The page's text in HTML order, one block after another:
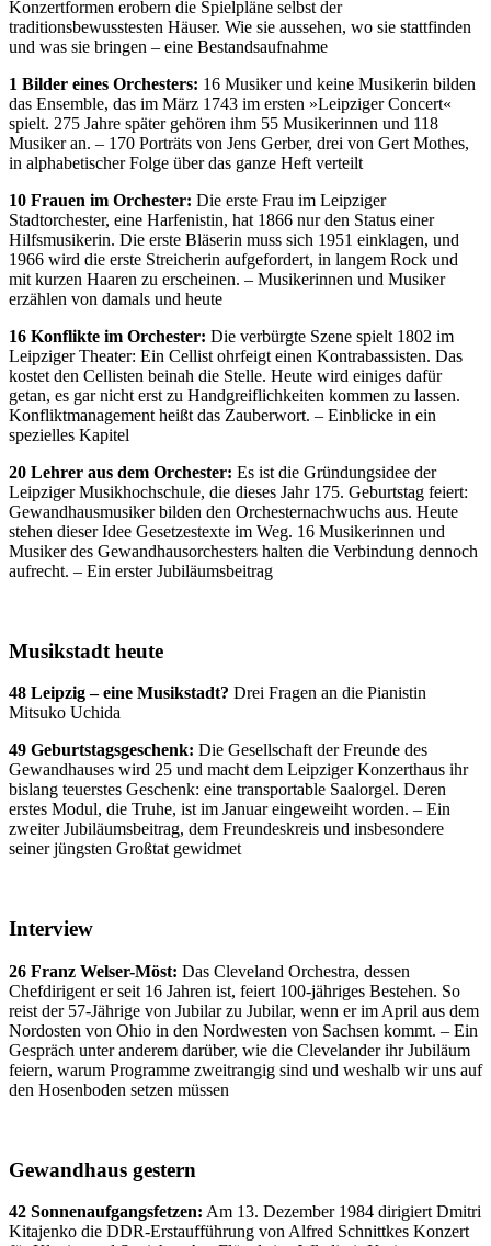
Konzertformen erobern die Spielpläne selbst der
traditionsbewusstesten Häuser. Wie sie aussehen, wo sie stattfinden
und was sie bringen – eine Bestandsaufnahme
1 Bilder eines Orchesters: 16 Musiker und keine Musikerin bilden
das Ensemble, das im März 1743 im ersten »Leipziger Concert«
spielt. 275 Jahre später gehören ihm 55 Musikerinnen und 118
Musiker an. – 170 Porträts von Jens Gerber, drei von Gert Mothes,
in alphabetischer Folge über das ganze Heft verteilt
10 Frauen im Orchester: Die erste Frau im Leipziger
Stadtorchester, eine Harfenistin, hat 1866 nur den Status einer
Hilfsmusikerin. Die erste Bläserin muss sich 1951 einklagen, und
1966 wird die erste Streicherin aufgefordert, in langem Rock und
mit kurzen Haaren zu erscheinen. – Musikerinnen und Musiker
erzählen von damals und heute
16 Konflikte im Orchester: Die verbürgte Szene spielt 1802 im
Leipziger Theater: Ein Cellist ohrfeigt einen Kontrabassisten. Das
kostet den Cellisten beinah die Stelle. Heute wird einiges dafür
getan, es gar nicht erst zu Handgreiflichkeiten kommen zu lassen.
Konfliktmanagement heißt das Zauberwort. – Einblicke in ein
spezielles Kapitel
20 Lehrer aus dem Orchester: Es ist die Gründungsidee der
Leipziger Musikhochschule, die dieses Jahr 175. Geburtstag feiert:
Gewandhausmusiker bilden den Orchesternachwuchs aus. Heute
stehen dieser Idee Gesetzestexte im Weg. 16 Musikerinnen und
Musiker des Gewandhausorchesters halten die Verbindung dennoch
aufrecht. – Ein erster Jubiläumsbeitrag
Musikstadt heute
48 Leipzig – eine Musikstadt? Drei Fragen an die Pianistin
Mitsuko Uchida
49 Geburtstagsgeschenk: Die Gesellschaft der Freunde des
Gewandhauses wird 25 und macht dem Leipziger Konzerthaus ihr
bislang teuerstes Geschenk: eine transportable Saalorgel. Deren
erstes Modul, die Truhe, ist im Januar eingeweiht worden. – Ein
zweiter Jubiläumsbeitrag, dem Freundeskreis und insbesondere
seiner jüngsten Großtat gewidmet
Interview
26 Franz Welser-Möst: Das Cleveland Orchestra, dessen
Chefdirigent er seit 16 Jahren ist, feiert 100-jähriges Bestehen. So
reist der 57-Jährige von Jubilar zu Jubilar, wenn er im April aus dem
Nordosten von Ohio in den Nordwesten von Sachsen kommt. – Ein
Gespräch unter anderem darüber, wie die Clevelander ihr Jubiläum
feiern, warum Programme zweitrangig sind und weshalb wir uns auf
den Hosenboden setzen müssen
Gewandhaus gestern
42 Sonnenaufgangsfetzen: Am 13. Dezember 1984 dirigiert Dmitri
Kitajenko die DDR-Erstaufführung von Alfred Schnittkes Konzert